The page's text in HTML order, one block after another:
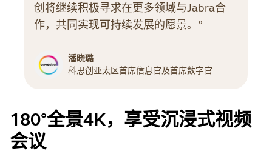
创将继续积极寻求在更多领域与Jabra合
作，共同实现可持续发展的愿景。”
潘晓璐
科思创亚太区首席信息官及首席数字官
180°全景4K，享受沉浸式视频
会议